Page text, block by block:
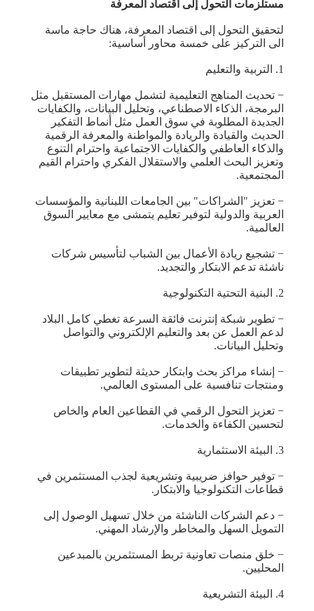
مستلزمات التحول إلى اقتصاد المعرفة
لتحقيق التحول إلى اقتصاد المعرفة، هناك حاجة ماسة
الى التركيز على خمسة محاور أساسية:
1. التربية والتعليم
− تحديث المناهج التعليمية لتشمل مهارات المستقبل مثل
البرمجة، الذكاء الاصطناعي، وتحليل البيانات، والكفايات
الجديدة المطلوبة في سوق العمل مثل أنماط التفكير
الحديث والقيادة والريادة والمواطنة والمعرفة الرقمية
والذكاء العاطفي والكفايات الاجتماعية واحترام التنوع
وتعزيز البحث العلمي والاستقلال الفكري واحترام القيم
المجتمعية.
− تعزيز "الشراكات" بين الجامعات اللبنانية والمؤسسات
العربية والدولية لتوفير تعليم يتمشى مع معايير السوق
العالمية.
− تشجيع ريادة الأعمال بين الشباب لتأسيس شركات
ناشئة تدعم الابتكار والتجديد.
2. البنية التحتية التكنولوجية
− تطوير شبكة إنترنت فائقة السرعة تغطي كامل البلاد
لدعم العمل عن بعد والتعليم الإلكتروني والتواصل
وتحليل البيانات.
− إنشاء مراكز بحث وابتكار حديثة لتطوير تطبيقات
ومنتجات تنافسية على المستوى العالمي.
− تعزيز التحول الرقمي في القطاعين العام والخاص
لتحسين الكفاءة والخدمات.
3. البيئة الاستثمارية
− توفير حوافز ضريبية وتشريعية لجذب المستثمرين في
قطاعات التكنولوجيا والابتكار.
− دعم الشركات الناشئة من خلال تسهيل الوصول إلى
التمويل السهل والمخاطر والإرشاد المهني.
− خلق منصات تعاونية تربط المستثمرين بالمبدعين
المحليين.
4. البيئة التشريعية